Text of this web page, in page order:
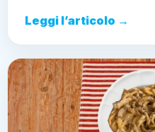
Leggi l’articolo →